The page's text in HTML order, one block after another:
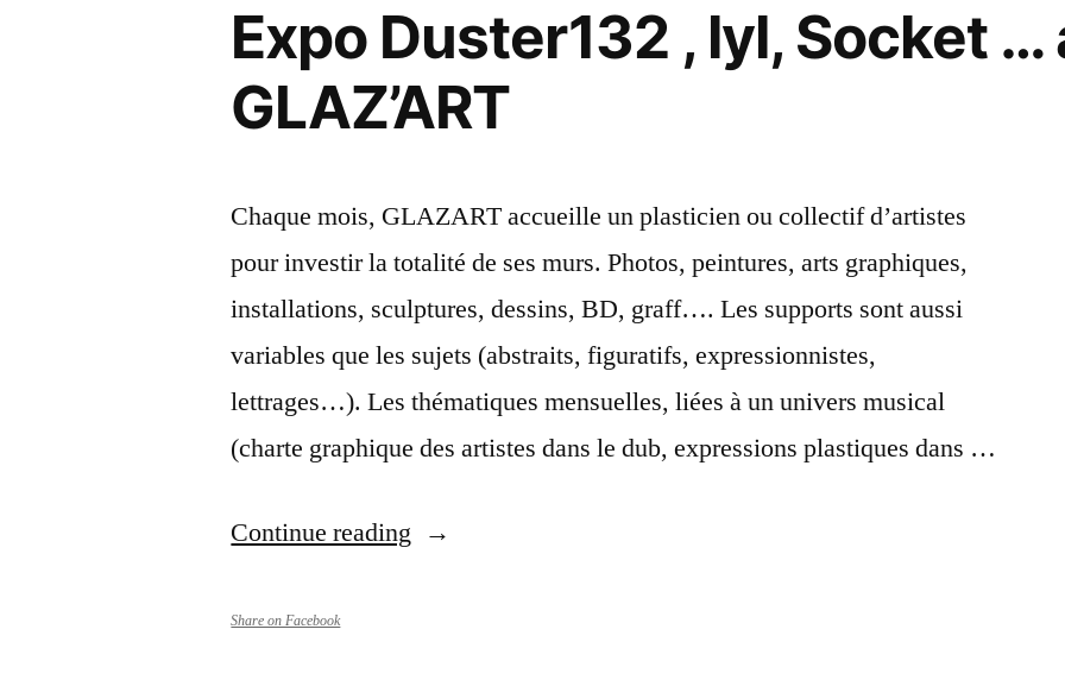
Expo Duster132 , lyl, Socket …
GLAZ’ART
Chaque mois, GLAZART accueille un plasticien ou collectif d’artistes
pour investir la totalité de ses murs. Photos, peintures, arts graphiques,
installations, sculptures, dessins, BD, graff…. Les supports sont aussi
variables que les sujets (abstraits, figuratifs, expressionnistes,
lettrages…). Les thématiques mensuelles, liées à un univers musical
(charte graphique des artistes dans le dub, expressions plastiques dans …
Continue reading “Expo
Share on Facebook